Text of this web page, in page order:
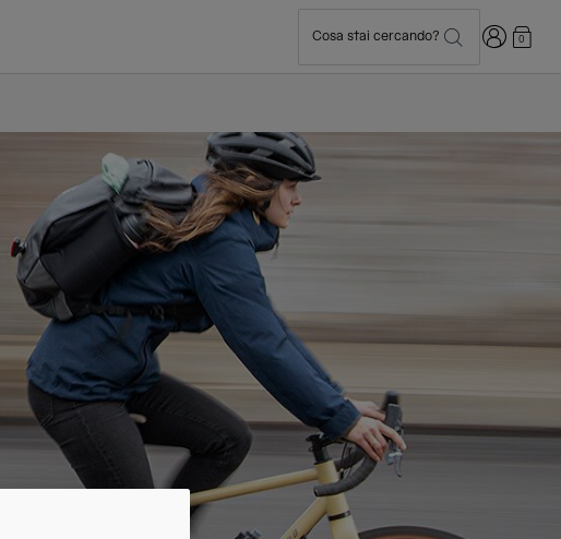
Cosa stai cercando? Accedi
0